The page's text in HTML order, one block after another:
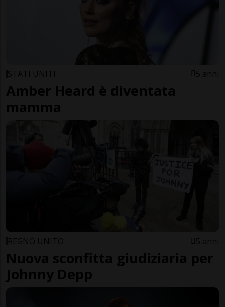
STATI UNITI 5 anni
Amber Heard è diventata
mamma
REGNO UNITO 5 anni
Nuova sconfitta giudiziaria per
Johnny Depp